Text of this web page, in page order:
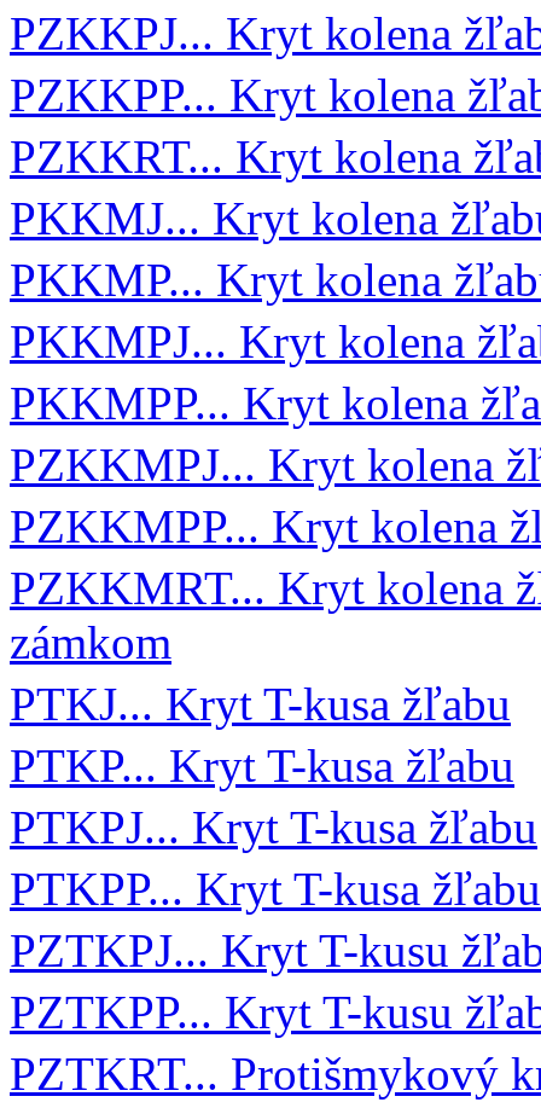
PZKKPJ... Kryt kolena
PZKKPP... Kryt kolena
PZKKRT... Kryt kolena
PKKMJ... Kryt kolena
PKKMP... Kryt kolena
PKKMPJ... Kryt kolena
PKKMPP... Kryt kolena
PZKKMPJ... Kryt kolena
PZKKMPP... Kryt kolena
PZKKMRT... Kryt kolena
zámkom
PTKJ... Kryt T-kusa žľabu
PTKP... Kryt T-kusa žľabu
PTKPJ... Kryt T-kusa žľabu
PTKPP... Kryt T-kusa žľabu
PZTKPJ... Kryt T-kusu
PZTKPP... Kryt T-kusu
PZTKRT... Protišmykový